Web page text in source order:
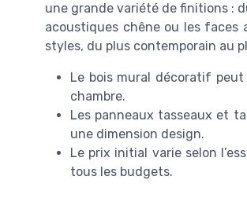
une grande variété de finitions :
acoustiques chêne ou les faces
styles, du plus contemporain au
Le bois mural décoratif
chambre.
Les panneaux tasseaux et
une dimension design.
Le prix initial varie selon
tous les budgets.